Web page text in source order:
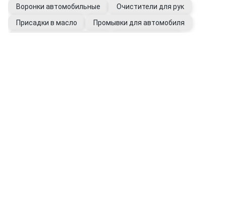
Воронки автомобильные
Очистители для рук
Присадки в масло
Промывки для автомобиля